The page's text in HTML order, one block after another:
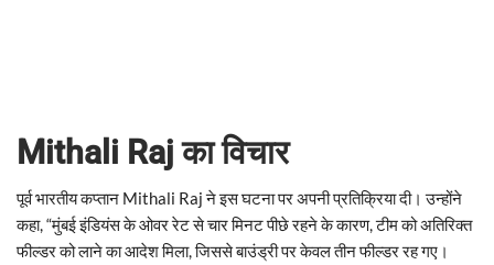
Mithali Raj का विचार
पूर्व भारतीय कप्तान Mithali Raj ने इस घटना पर अपनी प्रतिक्रिया दी। उन्होंने
कहा, “मुंबई इंडियंस के ओवर रेट से चार मिनट पीछे रहने के कारण, टीम को अतिरिक्त
फील्डर को लाने का आदेश मिला, जिससे बाउंड्री पर केवल तीन फील्डर रह गए।